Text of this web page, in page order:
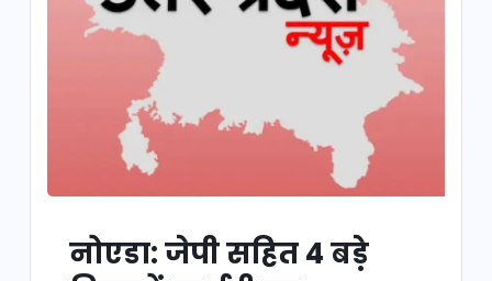
नोएडा: जेपी सहित 4 बड़े